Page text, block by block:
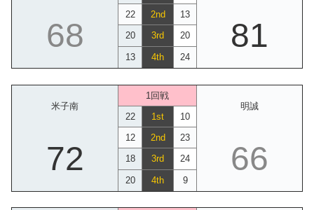
68
22 2nd 13
81
20 3rd 20
13 4th 24
米子南
1回戦
明誠
22
1st 10
72
12 2nd 23
66
18 3rd 24
20 4th 9